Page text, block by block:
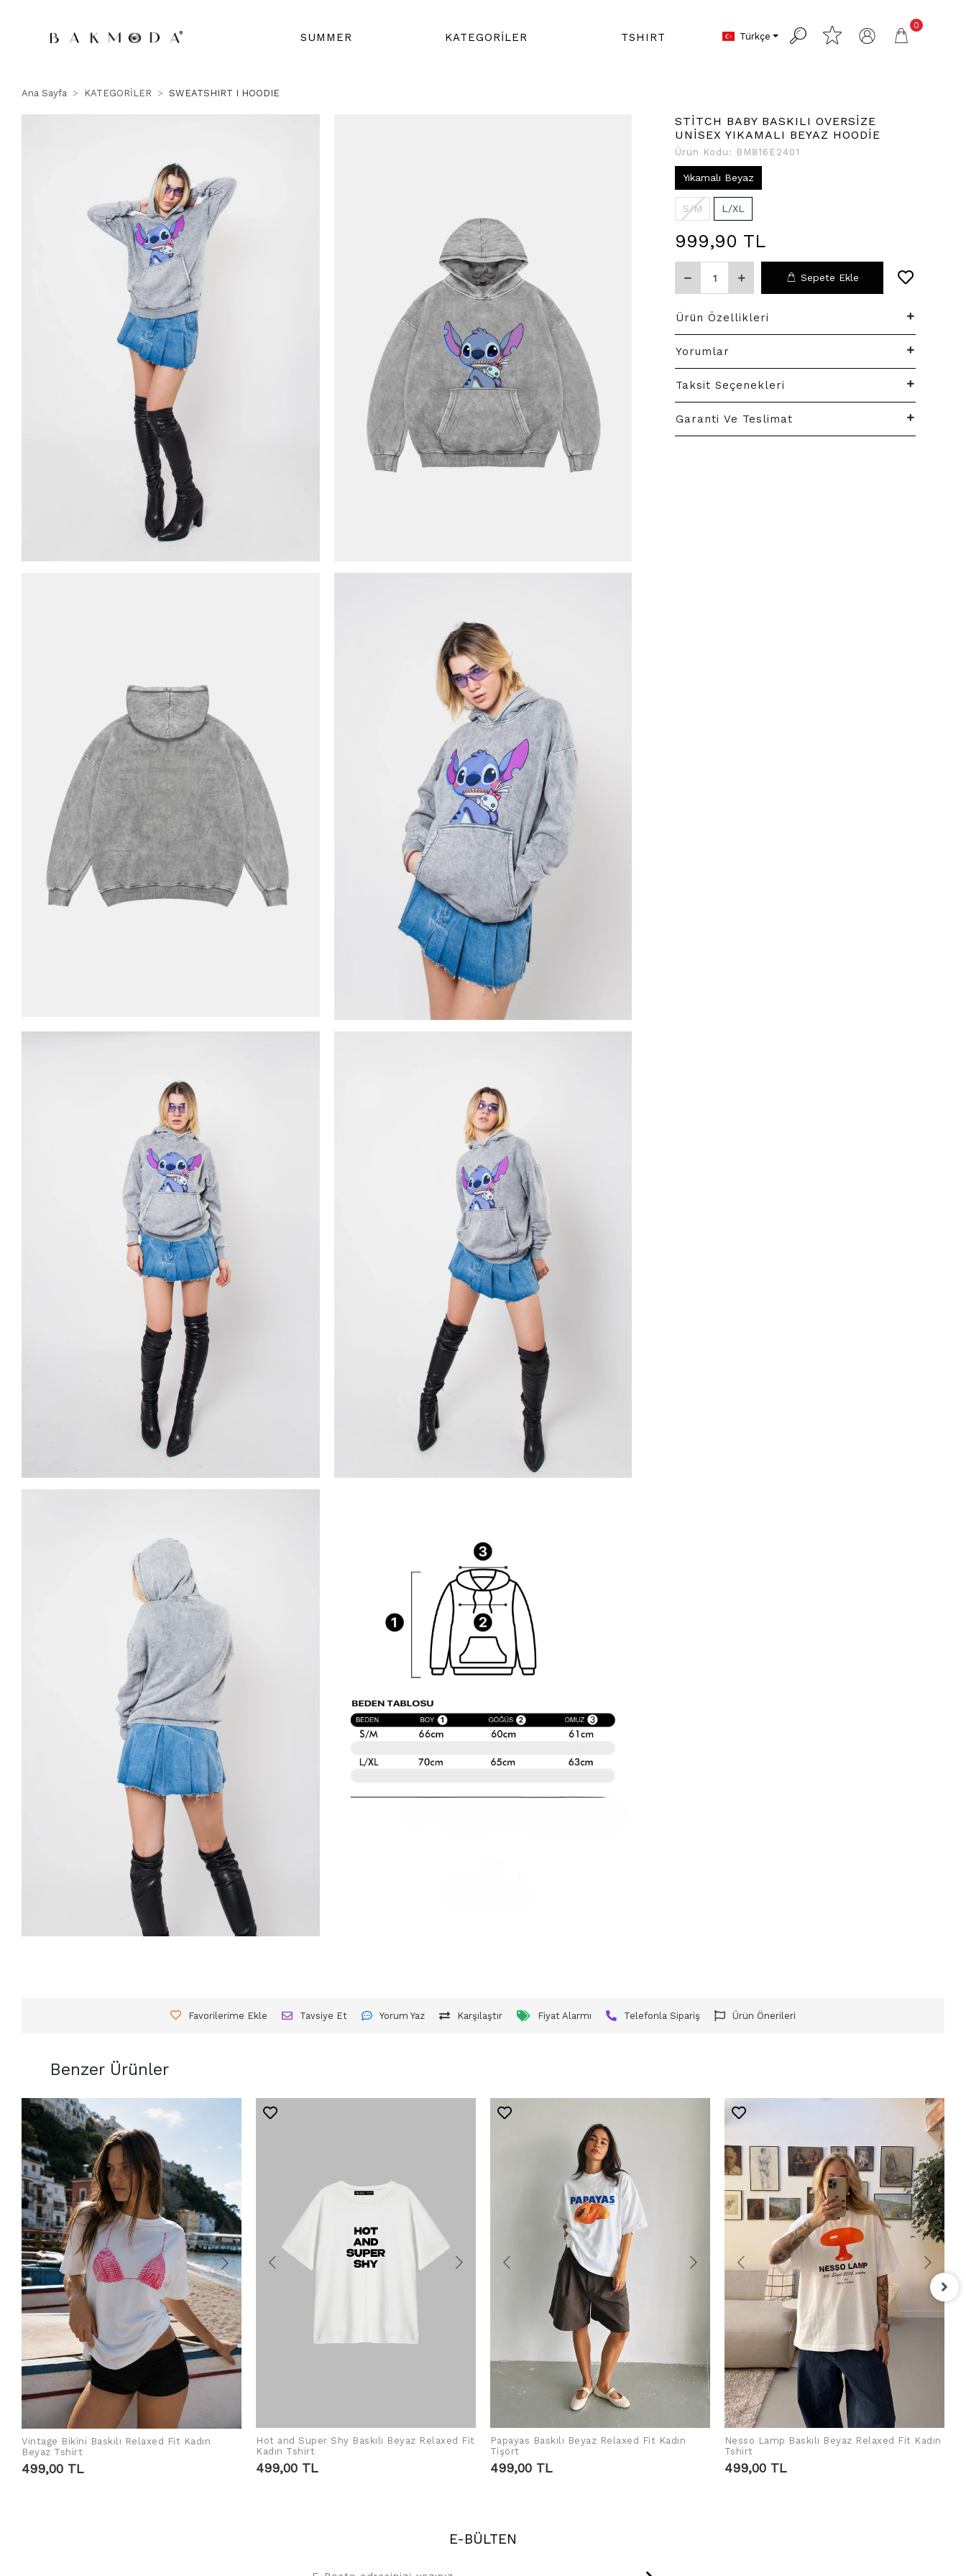
SUMMER KATEGORİLER TSHIRT Türkçe
0
Ana Sayfa KATEGORİLER SWEATSHIRT I HOODIE
STİTCH BABY BASKILI OVERSİZE
UNİSEX YIKAMALI BEYAZ HOODİE
Ürün Kodu: BM816E2401
Yıkamalı Beyaz
S/M L/XL
999,90 TL
Sepete Ekle
Ürün Özellikleri
Yorumlar
Taksit Seçenekleri
Garanti Ve Teslimat
Favorilerime Ekle Tavsiye Et Yorum Yaz Karşılaştır Fiyat Alarmı Telefonla Sipariş Ürün Önerileri
Benzer Ürünler
SEPETE EKLE
Vintage Bikini Baskılı Relaxed Fit Kadın
Beyaz Tshirt
499,00 TL
SEPETE EKLE
Hot and Super Shy Baskılı Beyaz Relaxed Fit
Kadın Tshirt
499,00 TL
SEPETE EKLE
Papayas Baskılı Beyaz Relaxed Fit Kadın
Tişört
499,00 TL
SEPETE EKLE
Nesso Lamp Baskılı Beyaz Relaxed Fit Kadın
Tshirt
499,00 TL
E-BÜLTEN